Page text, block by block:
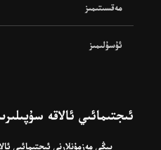
مەقسىتىمىز
ئۇسۇلىمىز
ئىجتىمائىي ئالاقە
يېڭى مەزمۇنلارنى ئىجتىمائىي